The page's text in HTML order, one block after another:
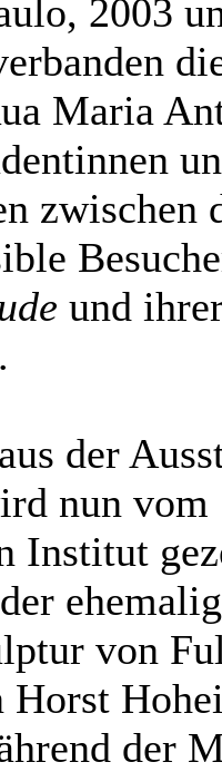
2003
Maria
zwischen
und
der
nun vom
Institut
von
der